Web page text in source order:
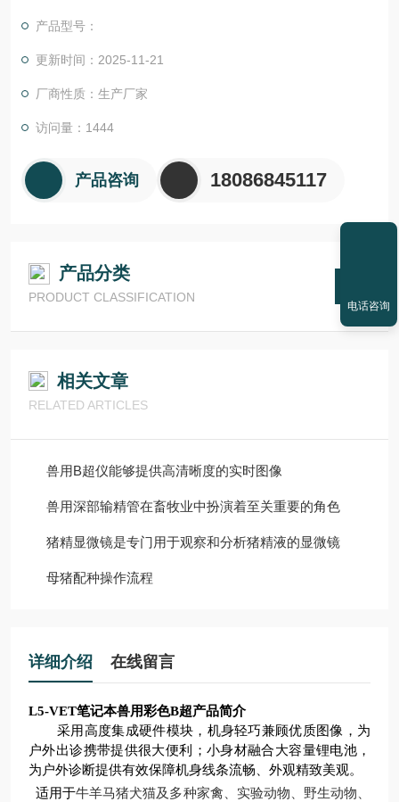
产品型号：
更新时间：2025-11-21
厂商性质：生产厂家
访问量：1444
产品咨询 18086845117
产品分类
PRODUCT CLASSIFICATION
相关文章
RELATED ARTICLES
兽用B超仪能够提供高清晰度的实时图像
兽用深部输精管在畜牧业中扮演着至关重要的角色
猪精显微镜是专门用于观察和分析猪精液的显微镜
母猪配种操作流程
详细介绍 在线留言
L5-VET笔记本兽用彩色B超产品简介
采用高度集成硬件模块，机身轻巧兼顾优质图像，为
户外出诊携带提供很大便利
； 小身材融合大容量锂电池，
为户外诊断提供有效保障机身线条流畅、外观精致美观。
适用于牛羊马猪犬猫及多种家禽、实验动物、野生动物、
电话咨询